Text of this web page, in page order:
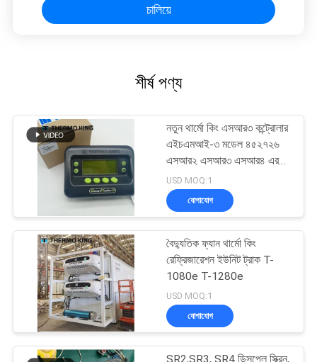
চালিয়ে
শীর্ষ পণ্য
নতুন থার্মো কিং এসআর৩ কন্ট্রোলার
এইচএমআই-৩ মডেল ৪৫২৭২৬
এসআর২ এসআর৩ এসআর৪ এর
জন্য মেরামত পরিষেবা সহ
USD MOQ:1
যোগাযোগ
বৈদ্যুতিক ফ্যান থার্মো কিং
রেফ্রিজারেশন ইউনিট ট্রাক T-
1080e T-1280e
USD MOQ:1
যোগাযোগ
SR2,SR3, SR4 ডিসপ্লে স্ক্রিন,